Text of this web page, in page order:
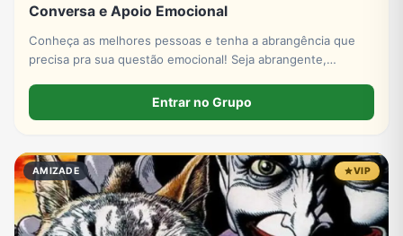
Conversa e Apoio Emocional
Conheça as melhores pessoas e tenha a abrangência que
precisa pra sua questão emocional! Seja abrangente,
Entrar no Grupo
AMIZADE VIP